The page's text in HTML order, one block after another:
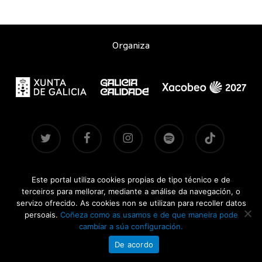
Organiza
twitter facebook instagram spotify tiktok
Contacto |Aviso legal|Accesibilidade|Brandsite| Pasadas
edicións:2021-2022· 2024· 2025
CONCERTOSDOXACOBEO.GAL © 2026
Este portal utiliza cookies propias de tipo técnico e de
terceiros para mellorar, mediante a análise da navegación, o
servizo ofrecido. As cookies non se utilizan para recoller datos
persoais. Coñeza como as usamos e de que maneira pode
cambiar a súa configuración.
De acordo